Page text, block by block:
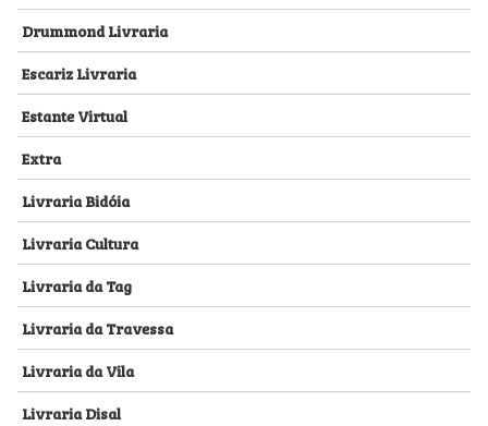
Drummond Livraria
Escariz Livraria
Estante Virtual
Extra
Livraria Bidóia
Livraria Cultura
Livraria da Tag
Livraria da Travessa
Livraria da Vila
Livraria Disal